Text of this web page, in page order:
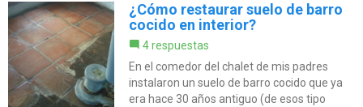
¿Cómo restaurar suelo de barro
cocido en interior?
4 respuestas
En el comedor del chalet de mis padres
instalaron un suelo de barro cocido que ya
era hace 30 años antiguo (de esos tipo